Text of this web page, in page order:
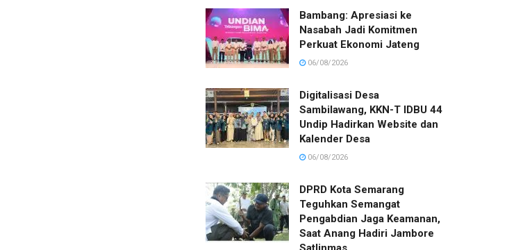
Bambang: Apresiasi ke
Nasabah Jadi Komitmen
Perkuat Ekonomi Jateng
06/08/2026
Digitalisasi Desa
Sambilawang, KKN-T IDBU 44
Undip Hadirkan Website dan
Kalender Desa
06/08/2026
DPRD Kota Semarang
Teguhkan Semangat
Pengabdian Jaga Keamanan,
Saat Anang Hadiri Jambore